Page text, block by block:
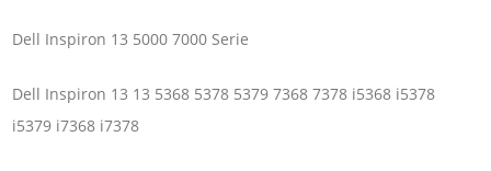
Dell Inspiron 13 5000 7000 Serie
Dell Inspiron 13 13 5368 5378 5379 7368 7378 i5368 i5378
i5379 i7368 i7378